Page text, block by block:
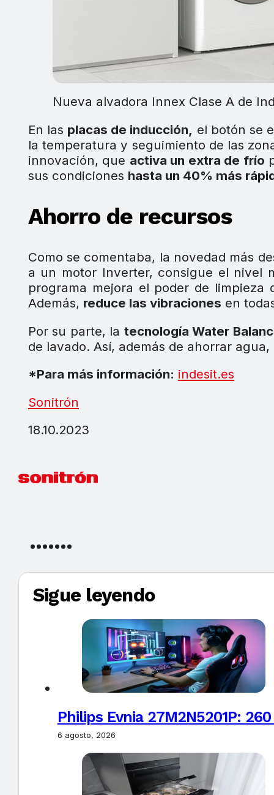
Nueva alvadora Innex Clase A de
En las placas de inducción, el botón se
la temperatura y seguimiento de las
innovación, que activa un extra de frío
sus condiciones hasta un 40% más
Ahorro de recursos
Como se comentaba, la novedad más
a un motor Inverter, consigue el nivel
programa mejora el poder de
Además, reduce las vibraciones en
Por su parte, la tecnología Water
de lavado. Así, además de ahorrar
*Para más información: indesit.es
Sonitrón
18.10.2023
Sigue leyendo
Philips Evnia 27M2N5201P:
6 agosto, 2026